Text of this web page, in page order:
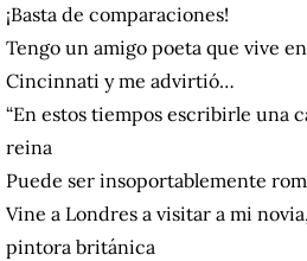
¡Basta de comparaciones!
Tengo un amigo poeta que vive en
Cincinnati y me advirtió…
“En estos tiempos escribirle una
reina
Puede ser insoportablemente
Vine a Londres a visitar a mi
pintora británica